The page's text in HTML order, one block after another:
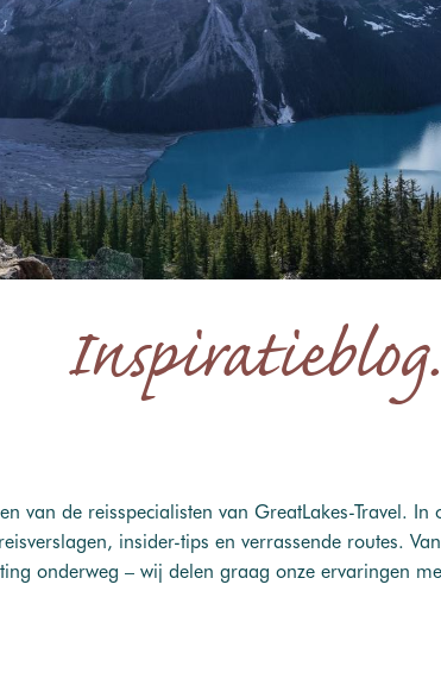
van de reisspecialisten van GreatLakes-Travel.
insider-tips en verrassende routes.
onderweg – wij delen graag onze ervaringen